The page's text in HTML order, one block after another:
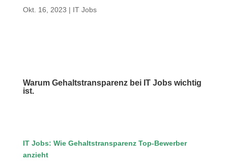
Okt. 16, 2023 | IT Jobs
Warum Gehaltstransparenz bei IT Jobs wichtig
ist.
IT Jobs: Wie Gehaltstransparenz Top-Bewerber
anzieht